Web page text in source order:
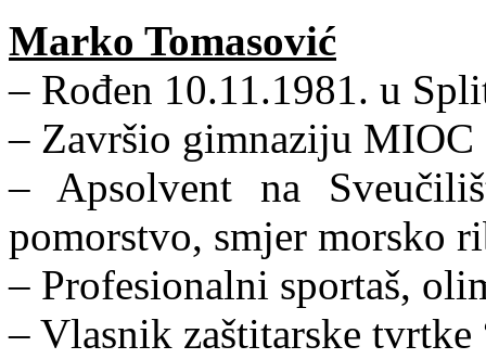
Marko Tomasović
– Rođen 10.11.1981. u
– Završio gimnaziju MIOC
– Apsolvent na
pomorstvo, smjer morsko
– Profesionalni sportaš,
– Vlasnik zaštitarske